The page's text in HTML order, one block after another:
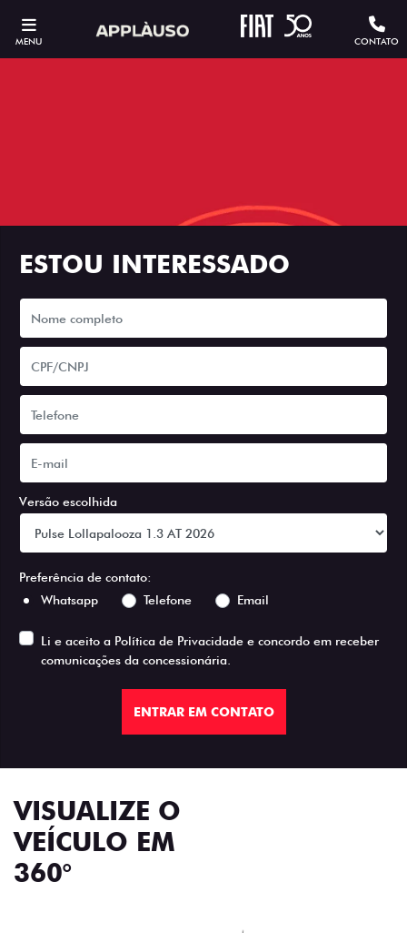
MENU CONTATO
ESTOU INTERESSADO
Versão escolhida
Preferência de contato:
Whatsapp
Telefone Email
Li e aceito a Política de Privacidade e concordo em receber
comunicações da concessionária.
ENTRAR EM CONTATO
VISUALIZE O
VEÍCULO EM
360°